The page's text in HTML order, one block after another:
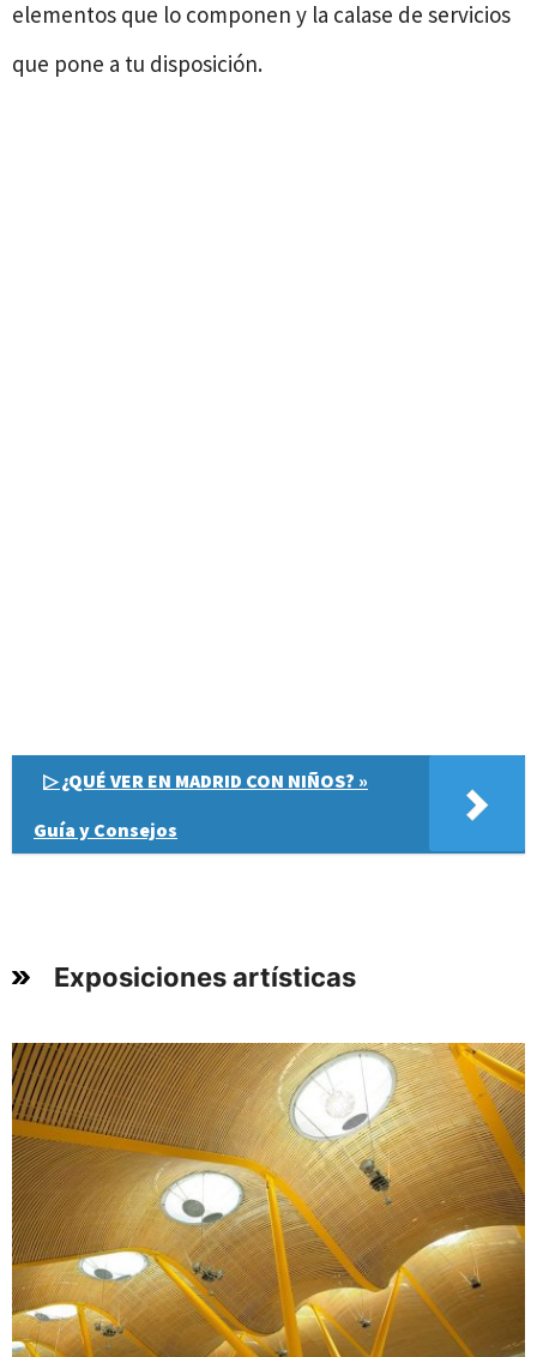
elementos que lo componen y la calase de servicios
que pone a tu disposición.
▷ ¿QUÉ VER EN MADRID CON NIÑOS? »
Guía y Consejos
Exposiciones artísticas